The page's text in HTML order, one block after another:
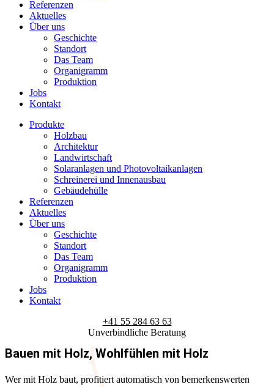
Referenzen
Aktuelles
Über uns
Geschichte
Standort
Das Team
Organigramm
Produktion
Jobs
Kontakt
Produkte
Holzbau
Architektur
Landwirtschaft
Solaranlagen und Photovoltaikanlagen
Schreinerei und Innenausbau
Gebäudehülle
Referenzen
Aktuelles
Über uns
Geschichte
Standort
Das Team
Organigramm
Produktion
Jobs
Kontakt
+41 55 284 63 63
Unverbindliche Beratung
Bauen mit Holz, Wohlfühlen mit Holz
Wer mit Holz baut, profitiert automatisch von bemerkenswerten